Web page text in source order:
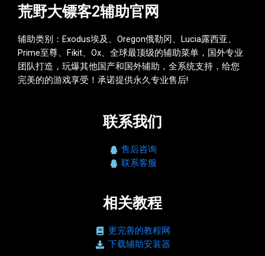
荒野大镖客2辅助官网
辅助类别：Exodus埃及、Oregon俄勒冈、Lucia露西亚、
Prime至尊、Fikit、Ox、全球最顶级的辅助菜单，国外专业
团队打造，玩爆其他国产和国外辅助，全系统支持，给您
完美的的游戏享受！承诺提供永久专业售后!
联系我们
售后咨询
联系客服
相关教程
更完善的教程网
下载辅助安装器